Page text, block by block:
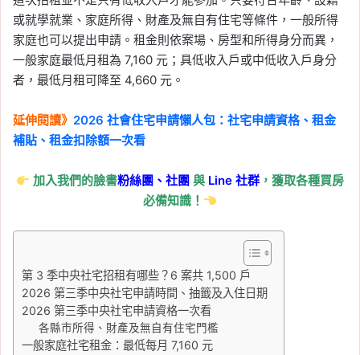
或就學就業、家庭所得、財產及無自有住宅等條件，一般所得
家庭也可以提出申請。租金則依案場、房型和所得身分而異，
一般家庭最低月租為 7,160 元；具低收入戶或中低收入戶身分
者，最低月租可降至 4,660 元。
延伸閱讀》 2026 社會住宅申請懶人包：社宅申請資格、租金
補貼、租金扣除額一次看
加入我們的臉書粉絲團、社團與 Line社群 ，獲取各種買房
必備知識！
第 3 季中央社宅招租有哪些？6 案共 1,500 戶
2026 第三季中央社宅申請時間、抽籤及入住日期
2026 第三季中央社宅申請資格一次看
各縣市所得、財產及無自有住宅門檻
一般家庭社宅租金：最低每月 7,160 元